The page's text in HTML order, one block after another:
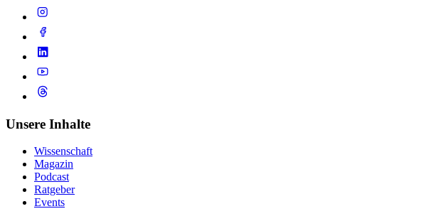
Unsere Inhalte
Wissenschaft
Magazin
Podcast
Ratgeber
Events